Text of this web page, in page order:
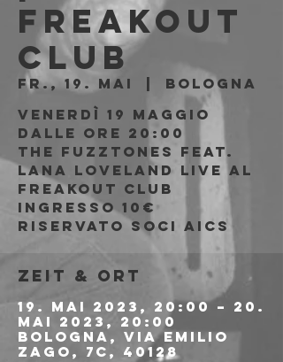
Freakout
Club
Fr., 19. Mai
Bologna
Venerdì 19 Maggio
Dalle ore 20:00
The Fuzztones feat.
Lana Loveland live al
Freakout Club
Ingresso 10€
riservato soci AICS
Zeit & Ort
19. Mai 2023, 20:00 – 20.
Mai 2023, 20:00
Bologna, Via Emilio
Zago, 7c, 40128